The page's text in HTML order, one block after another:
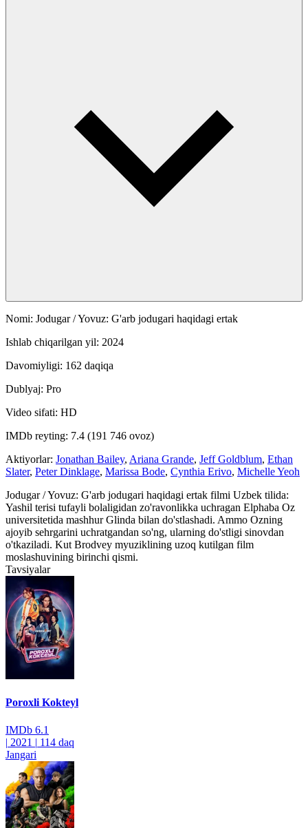
Nomi: Jodugar / Yovuz: G'arb jodugari haqidagi ertak
Ishlab chiqarilgan yil: 2024
Davomiyligi: 162 daqiqa
Dublyaj: Pro
Video sifati: HD
IMDb reyting: 7.4 (191 746 ovoz)
Aktiyorlar: Jonathan Bailey, Ariana Grande, Jeff Goldblum, Ethan
Slater, Peter Dinklage, Marissa Bode, Cynthia Erivo, Michelle Yeoh
Jodugar / Yovuz: G'arb jodugari haqidagi ertak filmi Uzbek tilida:
Yashil terisi tufayli bolaligidan zo'ravonlikka uchragan Elphaba Oz
universitetida mashhur Glinda bilan do'stlashadi. Ammo Ozning
ajoyib sehrgarini uchratgandan so'ng, ularning do'stligi sinovdan
o'tkaziladi. Kut Brodvey myuziklining uzoq kutilgan film
moslashuvining birinchi qismi.
Tavsiyalar
Poroxli Kokteyl
IMDb 6.1
| 2021 | 114 daq
Jangari